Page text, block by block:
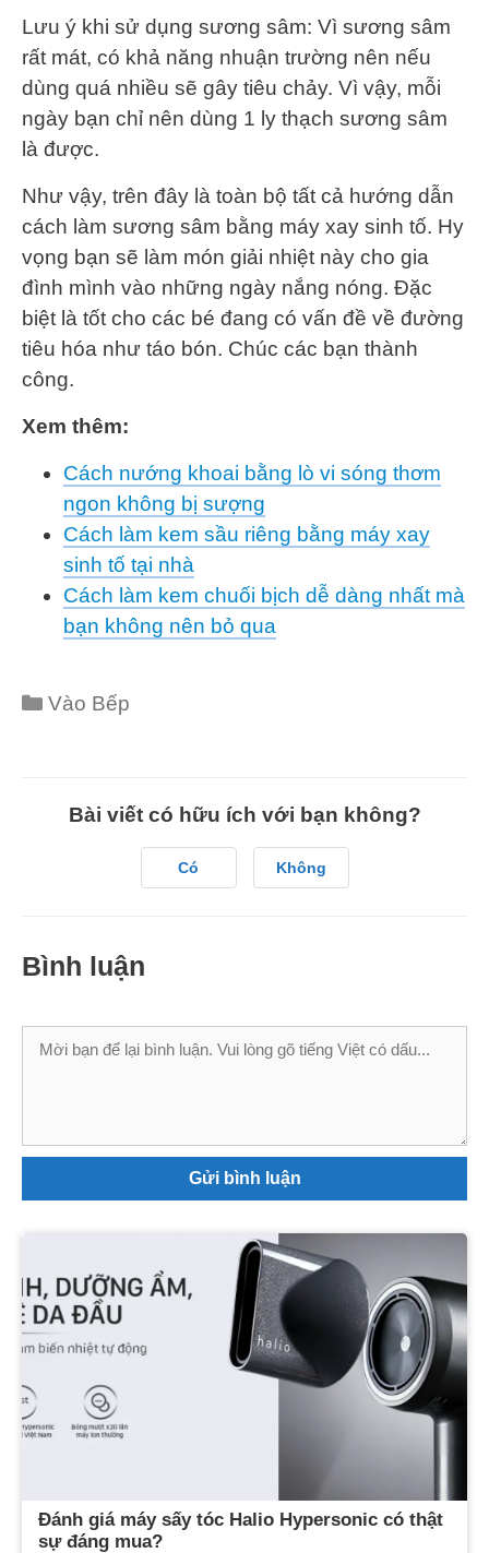
Lưu ý khi sử dụng sương sâm: Vì sương sâm
rất mát, có khả năng nhuận trường nên nếu
dùng quá nhiều sẽ gây tiêu chảy. Vì vậy, mỗi
ngày bạn chỉ nên dùng 1 ly thạch sương sâm
là được.
Như vậy, trên đây là toàn bộ tất cả hướng dẫn
cách làm sương sâm bằng máy xay sinh tố. Hy
vọng bạn sẽ làm món giải nhiệt này cho gia
đình mình vào những ngày nắng nóng. Đặc
biệt là tốt cho các bé đang có vấn đề về đường
tiêu hóa như táo bón. Chúc các bạn thành
công.
Xem thêm:
Cách nướng khoai bằng lò vi sóng thơm
ngon không bị sượng
Cách làm kem sầu riêng bằng máy xay
sinh tố tại nhà
Cách làm kem chuối bịch dễ dàng nhất mà
bạn không nên bỏ qua
Categories
Vào Bếp
Bài viết có hữu ích với bạn không?
Có Không
Bình luận
Bình
Đánh giá máy sấy tóc Halio Hypersonic có thật
sự đáng mua?